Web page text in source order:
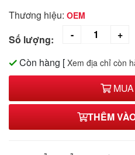
Thương hiệu: OEM
Số lượng:
Còn hàng [ Xem địa chỉ còn
MUA
THÊM